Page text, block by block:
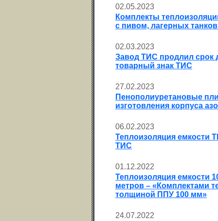
02.05.2023
Комплекты
с пивом, лагерных
02.03.2023
Завод ТИС продлил срок
товарный знак ТИС
27.02.2023
Пенополиуретановые
изготовления корпуса
06.02.2023
Теплоизоляция емкости
ТИС
01.12.2022
Теплоизоляция емкости
метров – «Комплектами
толщиной ППУ 100 мм»
24.07.2022